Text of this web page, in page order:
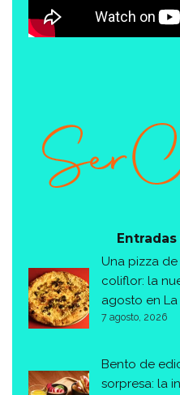
Una pizza
coliflor: la
agosto en
7 agosto, 2026
Bento de
sorpresa: la